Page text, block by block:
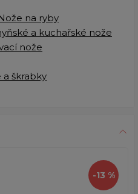
na ryby
a kuchařské nože
nože
a škrabky
-13 %